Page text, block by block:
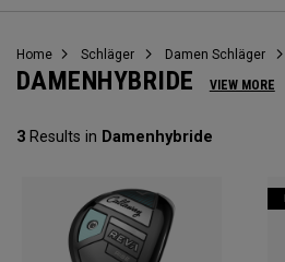
Callaway
Home Schläger Damen Schläger
DAMENHYBRIDE VIEW MORE
3 Results in Damenhybride